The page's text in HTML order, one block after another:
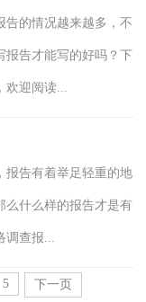
告的情况越来越多，不
报告才能写的好吗？下
欢迎阅读...
报告有着举足轻重的地
么什么样的报告才是有
调查报...
5
下一页